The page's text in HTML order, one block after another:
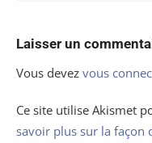
Laisser un
Vous devez vous
Ce site utilise Akismet
savoir plus sur la façon